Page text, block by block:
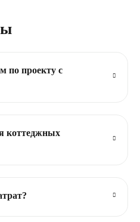
по проекту с
коттеджных